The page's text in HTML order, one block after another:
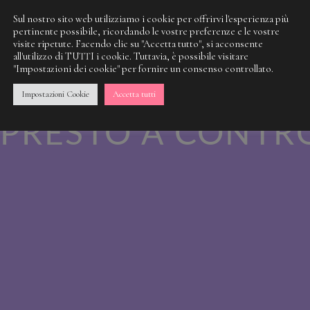
NOSTRA
QUALCOSA DI
PRESTO A
Sul nostro sito web utilizziamo i cookie per offrirvi l'esperienza più
pertinente possibile, ricordando le vostre preferenze e le vostre
visite ripetute. Facendo clic su "Accetta tutto", si acconsente
all'utilizzo di TUTTI i cookie. Tuttavia, è possibile visitare
"Impostazioni dei cookie" per fornire un consenso controllato.
Impostazioni Cookie Accetta tutti